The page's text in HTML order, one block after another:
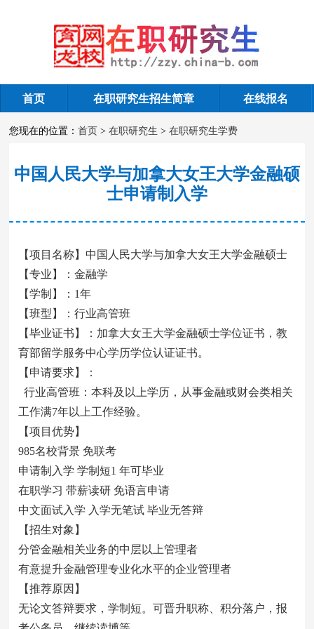
在职研究生学费
首页 在职研究生招生简章 在线报名
您现在的位置：首页 >在职研究生 >在职研究生学费
中国人民大学与加拿大女王大学金融硕
士申请制入学
【项目名称】中国人民大学与加拿大女王大学金融硕士
【专业】：金融学
【学制】：1年
【班型】：行业高管班
【毕业证书】：加拿大女王大学金融硕士学位证书，教
育部留学服务中心学历学位认证证书。
【申请要求】：
行业高管班：本科及以上学历，从事金融或财会类相关
工作满7年以上工作经验。
【项目优势】
985名校背景 免联考
申请制入学 学制短1 年可毕业
在职学习 带薪读研 免语言申请
中文面试入学 入学无笔试 毕业无答辩
【招生对象】
分管金融相关业务的中层以上管理者
有意提升金融管理专业化水平的企业管理者
【推荐原因】
无论文答辩要求，学制短。可晋升职称、积分落户，报